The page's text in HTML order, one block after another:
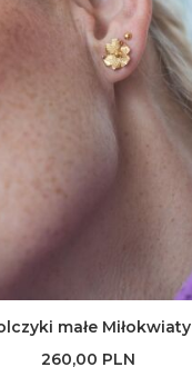
małe Miłokwiaty
260,00 PLN